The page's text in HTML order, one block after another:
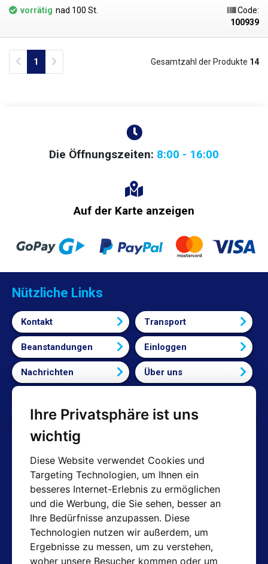
Ihre Privatsphäre ist uns
wichtig
Diese Website verwendet Cookies und
Targeting Technologien, um Ihnen ein
besseres Internet-Erlebnis zu ermöglichen
und die Werbung, die Sie sehen, besser an
Ihre Bedürfnisse anzupassen. Diese
Technologien nutzen wir außerdem, um
Ergebnisse zu messen, um zu verstehen,
woher unsere Besucher kommen oder um
Schrauben verwendet werden, die für den Betrieb und die Wartung des
Geräts wichtig sind.
vorrätig nad 100 St.
Code:
100939
Previous
1 Gesamtzahl der Produkte 14
Die Öffnungszeiten: 8:00 - 16:00
Auf der Karte anzeigen
Nützliche Links
Kontakt Transport
Beanstandungen Einloggen
Nachrichten Über uns
Cookie-Einstellungen bearbeiten
AT-Kontakte
Shop: info@hotair.cz
+420 603 357 606 (Nur Englisch)
Mo-Fr: 7:30 – 15:00
Technische Abteilung: servis@hotair.cz